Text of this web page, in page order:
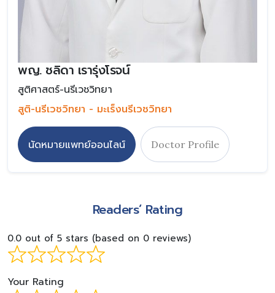
พญ. ชลิดา เรารุ่งโรจน์
สูติศาสตร์-นรีเวชวิทยา
สูติ-นรีเวชวิทยา - มะเร็งนรีเวชวิทยา
นัดหมายแพทย์ออนไลน์ Doctor Profile
Readers’ Rating
0.0 out of 5 stars (based on 0 reviews)
Your Rating